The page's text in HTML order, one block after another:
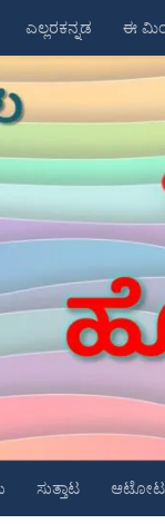
ಎಲ್ಲರಕನ್ನಡ ಈ
ಸುತ್ತಾಟ ಆಟೋಟ